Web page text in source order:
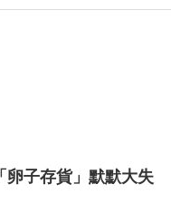
卵子存貨」默默大失